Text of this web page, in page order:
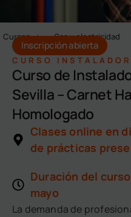
Cursos Gas y electricidad
Inscripción abierta
CURSO
Curso de
Sevilla – Carnet
Homologado
Clases online en
de prácticas
Duración del
mayo
La demanda de